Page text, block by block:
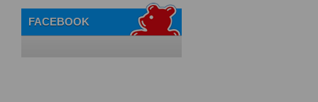
FACEBOOK